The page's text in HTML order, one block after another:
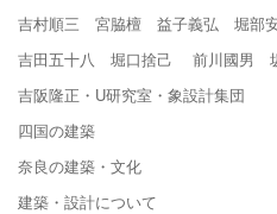
吉村順三 宮脇檀 益子義弘 堀部
吉田五十八 堀口捨己 前川國男
吉阪隆正・U研究室・象設計集団
四国の建築
奈良の建築・文化
建築・設計について